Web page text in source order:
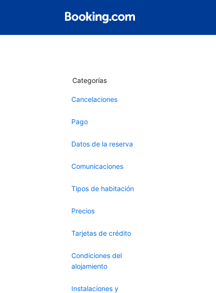
Categorías
Cancelaciones
Pago
Datos de la reserva
Comunicaciones
Tipos de habitación
Precios
Tarjetas de crédito
Condiciones del
alojamiento
Instalaciones y